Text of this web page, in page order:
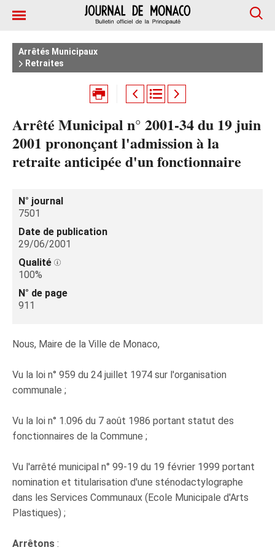
Arrêtés Municipaux
Retraites
Arrêté Municipal n° 2001-34 du 19 juin
2001 prononçant l'admission à la
retraite anticipée d'un fonctionnaire
N° journal
7501
Date de publication
29/06/2001
Qualité
100%
N° de page
911
Nous, Maire de la Ville de Monaco,
Vu la loi n° 959 du 24 juillet 1974 sur l'organisation
communale ;
Vu la loi n° 1.096 du 7 août 1986 portant statut des
fonctionnaires de la Commune ;
Vu l'arrêté municipal n° 99-19 du 19 février 1999 portant
nomination et titularisation d'une sténodactylographe
dans les Services Communaux (Ecole Municipale d'Arts
Plastiques) ;
Arrêtons :